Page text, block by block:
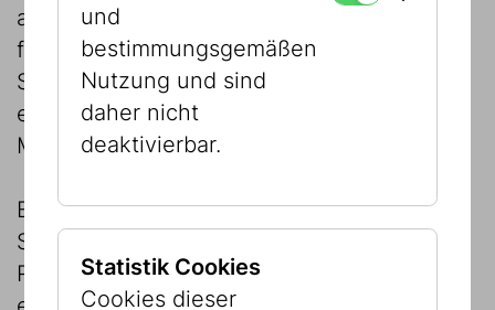
aber voller philosophischer Tiefe. Mit
feinem Witz und poetischer Klarheit lädt
Shakine dazu ein, das Verbindende zu
erkennen und in der Gleichheit das
Menschliche zu feiern.
Eran Shakine malt, zeichnet und schafft
Skulpturen sowie Kunst im öffentlichen
Raum. Er wurde 1962 in Israel als Sohn
und
bestimmungsgemäßen
Nutzung und sind
daher nicht
deaktivierbar.
Statistik Cookies
Cookies dieser